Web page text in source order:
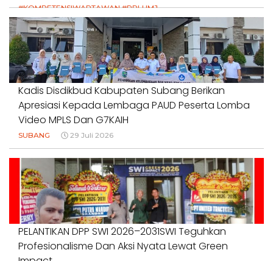
#KOMPETENSIWARTAWAN #RPLUMJ
#PENDIDIKANWARTAWAN #SWINASIONAL #SWIJABAR
1 Agustus 2026
Kadis Disdikbud Kabupaten Subang Berikan
Apresiasi Kepada Lembaga PAUD Peserta Lomba
Video MPLS Dan G7KAIH
SUBANG 29 Juli 2026
PELANTIKAN DPP SWI 2026–2031SWI Teguhkan
Profesionalisme Dan Aksi Nyata Lewat Green